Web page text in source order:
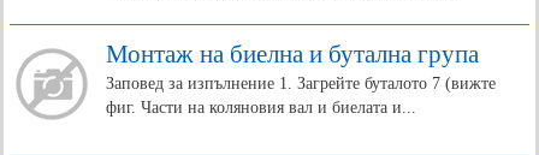
Монтаж на биелна и бутална група
Заповед за изпълнение 1. Загрейте буталото 7 (вижте
фиг. Части на коляновия вал и биелата и...